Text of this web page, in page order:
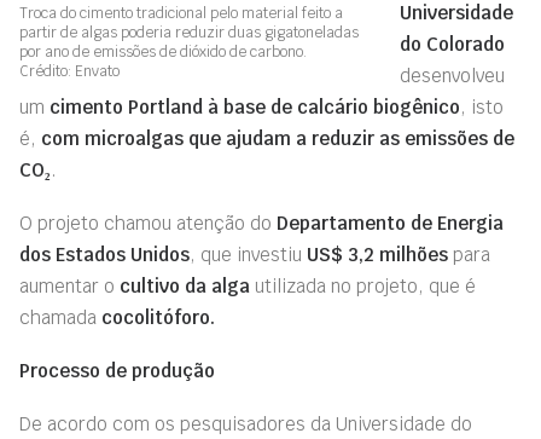
Troca do cimento tradicional pelo material feito a
partir de algas poderia reduzir duas gigatoneladas
por ano de emissões de dióxido de carbono.
Crédito: Envato
Universidade
do Colorado
desenvolveu
um cimento Portland à base de calcário biogênico, isto
é, com microalgas que ajudam a reduzir as emissões de
CO₂.
O projeto chamou atenção do Departamento de Energia
dos Estados Unidos, que investiu US$ 3,2 milhões para
aumentar o cultivo da alga utilizada no projeto, que é
chamada cocolitóforo.
Processo de produção
De acordo com os pesquisadores da Universidade do